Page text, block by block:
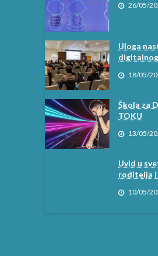
26/05/
Uloga
18/05/
Škola za
TOKU
13/05/
Uvid u
roditelja i
10/05/